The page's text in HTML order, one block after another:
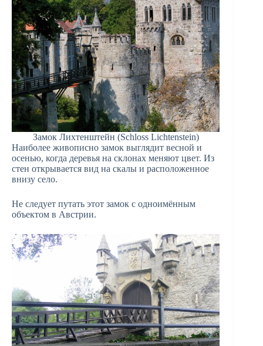
Замок Лихтенштейн (Schloss Lichtenstein)
Наиболее живописно замок выглядит весной и
осенью, когда деревья на склонах меняют цвет. Из
стен открывается вид на скалы и расположенное
внизу село.
Не следует путать этот замок с одноимённым
объектом в Австрии.